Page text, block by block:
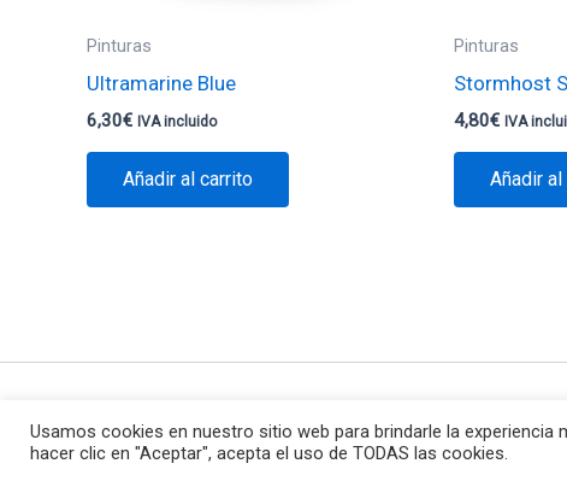
Pinturas
Ultramarine Blue
6,30€ IVA incluido
Añadir al carrito
Pinturas
Stormhost
4,80€ IVA
Añadir
Todos los
Usamos cookies en nuestro sitio web para brindarle la
hacer clic en "Aceptar", acepta el uso de TODAS las cookies.